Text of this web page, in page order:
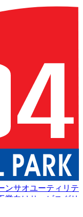
ンサオユーティリテ
業向けサービス グリ